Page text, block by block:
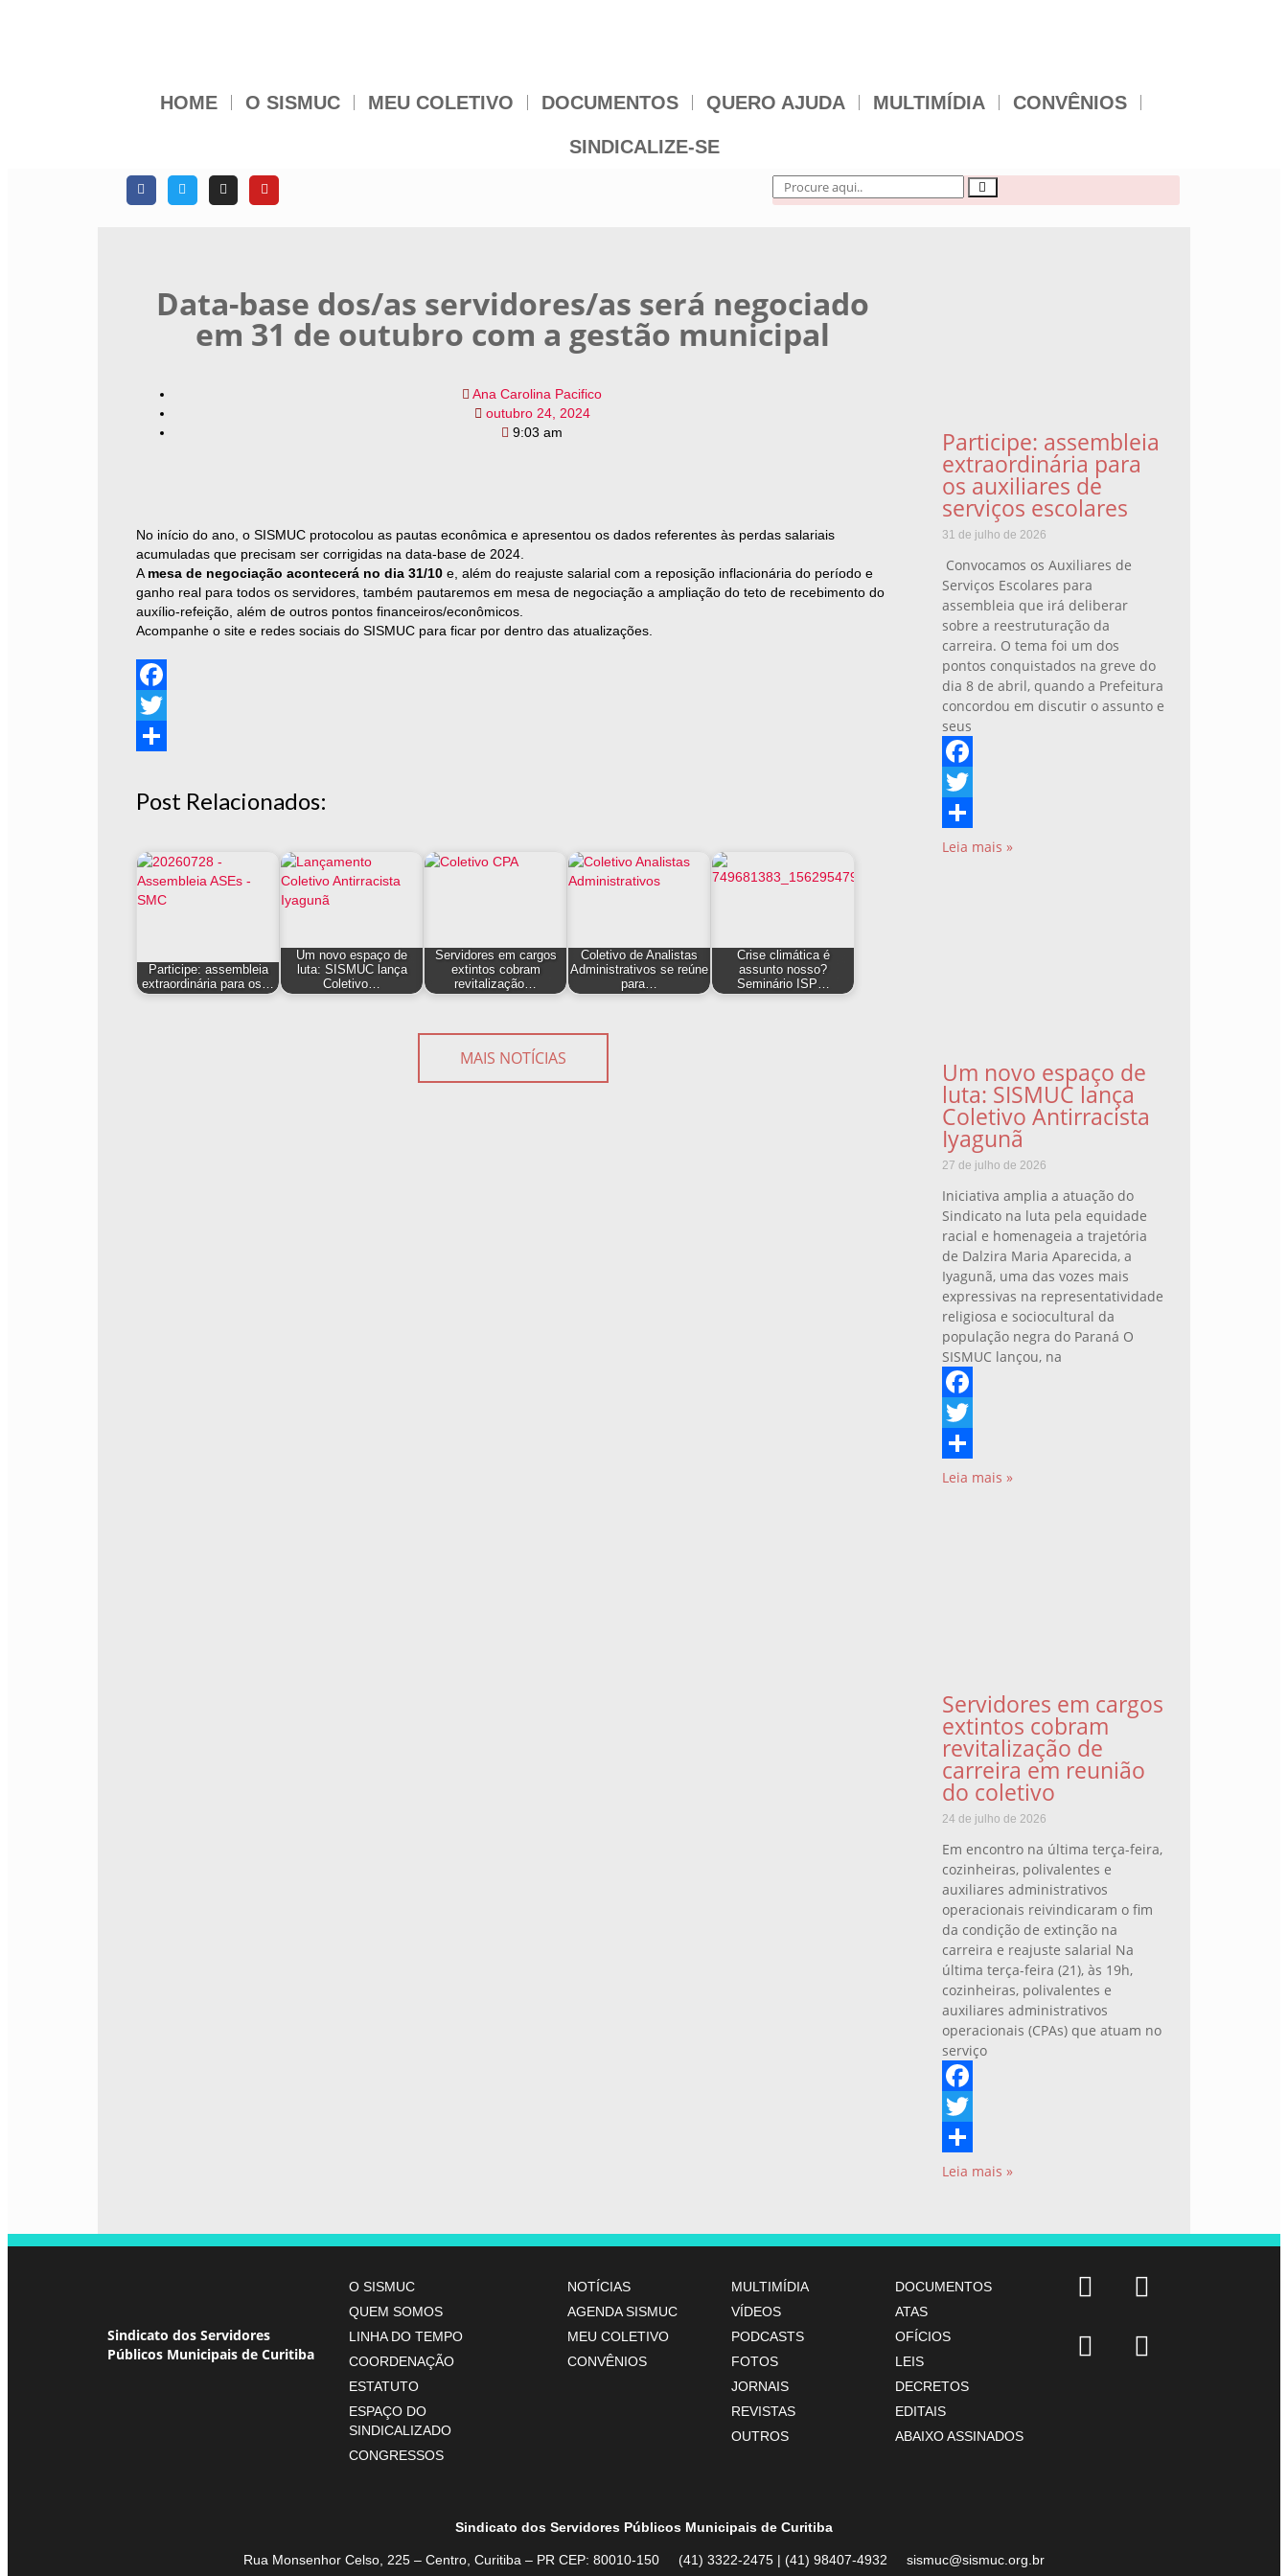
HOME O SISMUC MEU COLETIVO DOCUMENTOS QUERO AJUDA MULTIMÍDIA CONVÊNIOS
SINDICALIZE-SE
Data-base dos/as servidores/as será negociado
em 31 de outubro com a gestão municipal
Ana Carolina Pacifico
outubro 24, 2024
9:03 am
No início do ano, o SISMUC protocolou as pautas econômica e apresentou os dados referentes às perdas salariais
acumuladas que precisam ser corrigidas na data-base de 2024.
A mesa de negociação acontecerá no dia 31/10 e, além do reajuste salarial com a reposição inflacionária do período e
ganho real para todos os servidores, também pautaremos em mesa de negociação a ampliação do teto de recebimento do
auxílio-refeição, além de outros pontos financeiros/econômicos.
Acompanhe o site e redes sociais do SISMUC para ficar por dentro das atualizações.
Facebook
Twitter
Post Relacionados:
Participe: assembleia
extraordinária para os…
Um novo espaço de
luta: SISMUC lança
Coletivo…
Servidores em cargos
extintos cobram
revitalização…
Coletivo de Analistas
Administrativos se reúne
para…
Crise climática é
assunto nosso?
Seminário ISP…
MAIS NOTÍCIAS
Participe: assembleia
extraordinária para
os auxiliares de
serviços escolares
31 de julho de 2026
Convocamos os Auxiliares de
Serviços Escolares para
assembleia que irá deliberar
sobre a reestruturação da
carreira. O tema foi um dos
pontos conquistados na greve do
dia 8 de abril, quando a Prefeitura
concordou em discutir o assunto e
seus
Facebook
Twitter
Share
Leia mais »
Um novo espaço de
luta: SISMUC lança
Coletivo Antirracista
Iyagunã
27 de julho de 2026
Iniciativa amplia a atuação do
Sindicato na luta pela equidade
racial e homenageia a trajetória
de Dalzira Maria Aparecida, a
Iyagunã, uma das vozes mais
expressivas na representatividade
religiosa e sociocultural da
população negra do Paraná O
SISMUC lançou, na
Facebook
Twitter
Share
Leia mais »
Servidores em cargos
extintos cobram
revitalização de
carreira em reunião
do coletivo
24 de julho de 2026
Em encontro na última terça-feira,
cozinheiras, polivalentes e
auxiliares administrativos
operacionais reivindicaram o fim
da condição de extinção na
carreira e reajuste salarial Na
última terça-feira (21), às 19h,
cozinheiras, polivalentes e
auxiliares administrativos
operacionais (CPAs) que atuam no
serviço
Facebook
Twitter
Share
Leia mais »
Sindicato dos Servidores
Públicos Municipais de Curitiba
O SISMUC
QUEM SOMOS
LINHA DO TEMPO
COORDENAÇÃO
ESTATUTO
ESPAÇO DO
SINDICALIZADO
CONGRESSOS
NOTÍCIAS
AGENDA SISMUC
MEU COLETIVO
CONVÊNIOS
MULTIMÍDIA
VÍDEOS
PODCASTS
FOTOS
JORNAIS
REVISTAS
OUTROS
DOCUMENTOS
ATAS
OFÍCIOS
LEIS
DECRETOS
EDITAIS
ABAIXO ASSINADOS
Sindicato dos Servidores Públicos Municipais de Curitiba
Rua Monsenhor Celso, 225 – Centro, Curitiba – PR CEP: 80010-150 (41) 3322-2475 | (41) 98407-4932 sismuc@sismuc.org.br